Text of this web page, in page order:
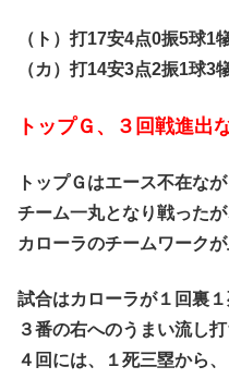
（ト）打17安4点0振5球1
（カ）打14安3点2振1球3
トップＧ、３回戦進出
トップＧはエース不在なが
チーム一丸となり戦ったが
カローラのチームワークが
試合はカローラが１回裏
３番の右へのうまい流し
４回には、１死三塁から